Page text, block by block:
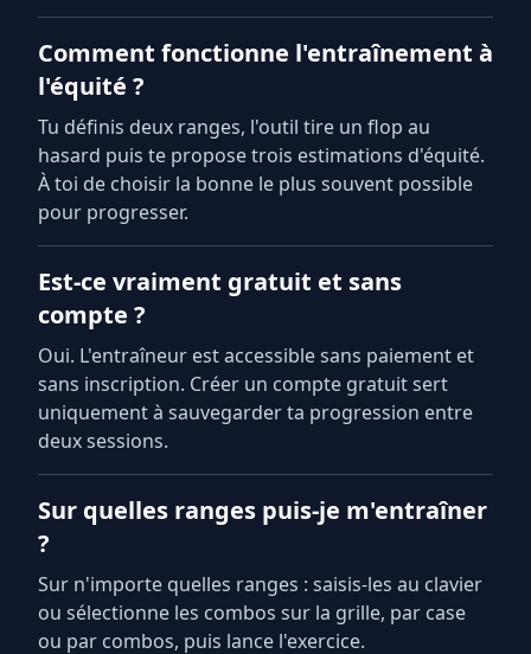
Comment fonctionne l'entraînement à
l'équité ?
Tu définis deux ranges, l'outil tire un flop au
hasard puis te propose trois estimations d'équité.
À toi de choisir la bonne le plus souvent possible
pour progresser.
Est-ce vraiment gratuit et sans
compte ?
Oui. L'entraîneur est accessible sans paiement et
sans inscription. Créer un compte gratuit sert
uniquement à sauvegarder ta progression entre
deux sessions.
Sur quelles ranges puis-je m'entraîner
?
Sur n'importe quelles ranges : saisis-les au clavier
ou sélectionne les combos sur la grille, par case
ou par combos, puis lance l'exercice.